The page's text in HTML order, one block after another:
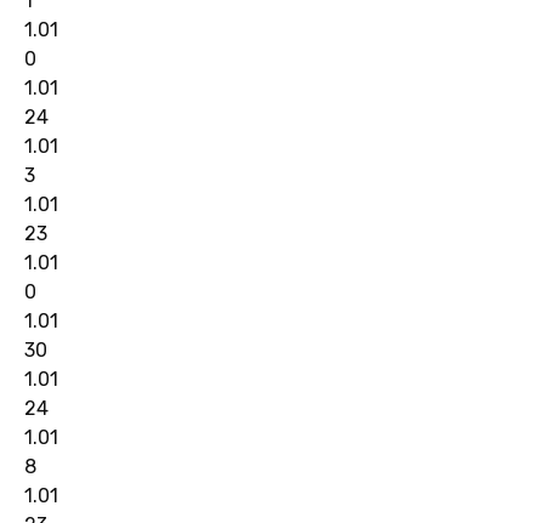
1.01
0
1.01
24
1.01
3
1.01
23
1.01
0
1.01
30
1.01
24
1.01
8
1.01